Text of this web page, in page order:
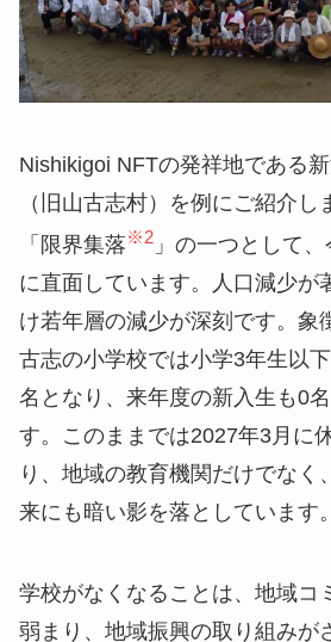
Nishikigoi NFTの発祥地である
（旧山古志村）を例にご紹介し
「限界集落※2 」の一つとして
に直面しています。人口減少が
け若年層の減少が深刻です。象
古志の小学校では小学3年生以
名となり、来年度の新入生も0
す。このままでは2027年3月に
り、地域の教育機関だけでなく
来にも暗い影を落としています。
学校がなくなることは、地域コ
弱まり、地域振興の取り組みが